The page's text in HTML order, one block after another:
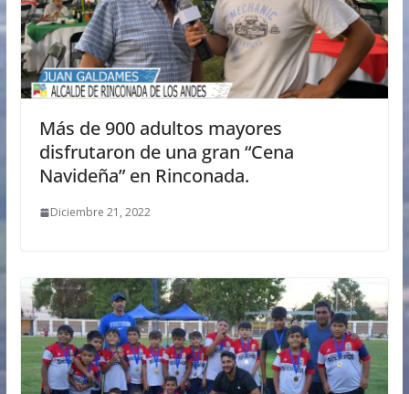
Más de 900 adultos mayores
disfrutaron de una gran “Cena
Navideña” en Rinconada.
Diciembre 21, 2022